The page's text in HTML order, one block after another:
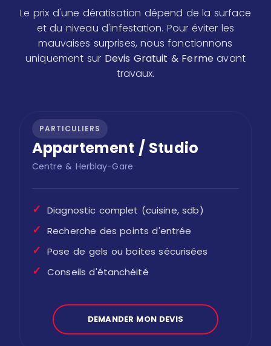
Le prix d'une dératisation dépend de la surface
et du niveau d'infestation. Pour éviter les
mauvaises surprises, nous fonctionnons
uniquement sur Devis Gratuit & Fermeavant
travaux.
PARTICULIERS
Appartement / Studio
Centre & Herblay-Gare
✓ Diagnostic complet (cuisine, sdb)
✓ Recherche des points d'entrée
✓ Pose de gels ou boites sécurisées
✓ Conseils d'étanchéité
DEMANDER MON DEVIS